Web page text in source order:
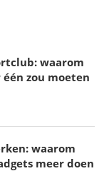
in en
waarom
zou moeten
waarom
meer doen